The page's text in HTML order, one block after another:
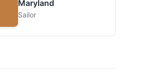
Maryland
Sailor